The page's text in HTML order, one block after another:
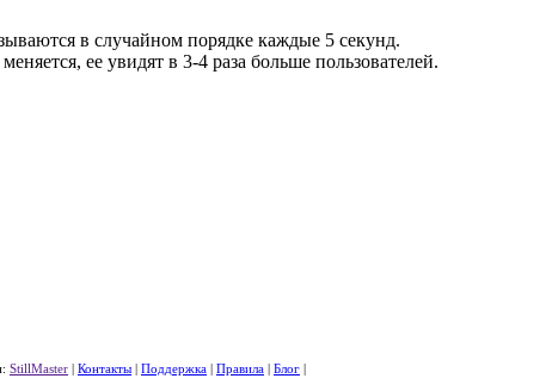
в случайном порядке каждые 5 секунд.
ее увидят в 3-4 раза больше пользователей.
StillMaster Контакты Поддержка Правила Блог